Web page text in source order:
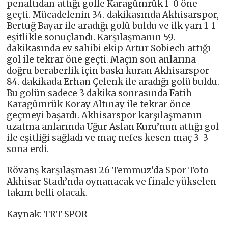
penaltıdan attığı golle Karagümrük 1-0 öne
geçti. Mücadelenin 34. dakikasında Akhisarspor,
Bertuğ Bayar ile aradığı golü buldu ve ilk yarı 1-1
eşitlikle sonuçlandı. Karşılaşmanın 59.
dakikasında ev sahibi ekip Artur Sobiech attığı
gol ile tekrar öne geçti. Maçın son anlarına
doğru beraberlik için baskı kuran Akhisarspor
84. dakikada Erhan Çelenk ile aradığı golü buldu.
Bu golün sadece 3 dakika sonrasında Fatih
Karagümrük Koray Altınay ile tekrar önce
geçmeyi başardı. Akhisarspor karşılaşmanın
uzatma anlarında Uğur Aslan Kuru’nun attığı gol
ile eşitliği sağladı ve maç nefes kesen maç 3-3
sona erdi.
Rövanş karşılaşması 26 Temmuz’da Spor Toto
Akhisar Stadı’nda oynanacak ve finale yükselen
takım belli olacak.
Kaynak: TRT SPOR